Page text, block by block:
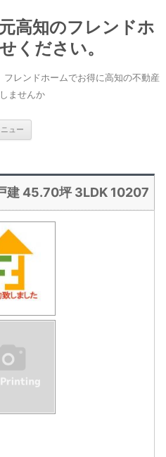
高知のフレンドホ
ください。
レンドホームでお得に高知の不動産
ませんか
ニュー
建 45.70坪 3LDK 10207